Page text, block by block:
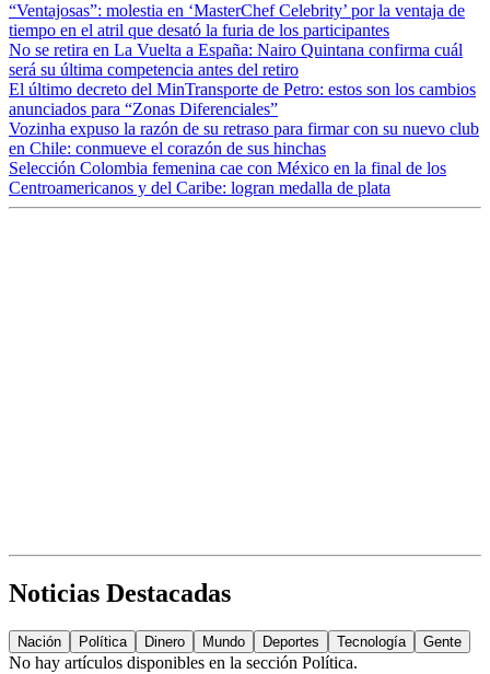
“Ventajosas”: molestia en ‘MasterChef Celebrity’ por la ventaja de
tiempo en el atril que desató la furia de los participantes
No se retira en La Vuelta a España: Nairo Quintana confirma cuál
será su última competencia antes del retiro
El último decreto del MinTransporte de Petro: estos son los cambios
anunciados para “Zonas Diferenciales”
Vozinha expuso la razón de su retraso para firmar con su nuevo club
en Chile: conmueve el corazón de sus hinchas
Selección Colombia femenina cae con México en la final de los
Centroamericanos y del Caribe: logran medalla de plata
Noticias Destacadas
Nación Política Dinero Mundo Deportes Tecnología Gente
No hay artículos disponibles en la sección Política.